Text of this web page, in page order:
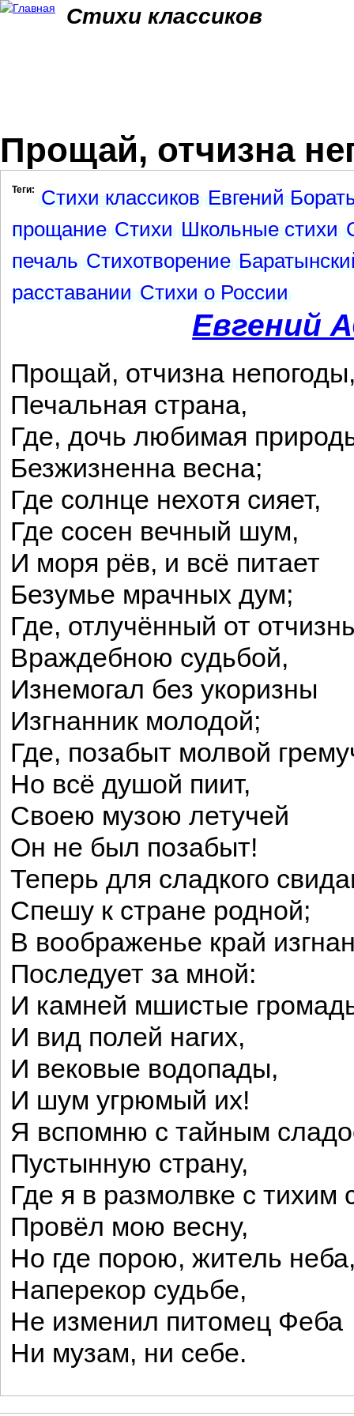
Стихи классиков
Прощай, отчизна
Теги: Стихи классиков Евгений
прощание Стихи Школьные стихи
печаль Стихотворение
расставании Стихи о России
Евгений
Прощай, отчизна
Печальная страна,
Где, дочь любимая
Безжизненна весна;
Где солнце нехотя сияет,
Где сосен вечный шум,
И моря рёв, и всё питает
Безумье мрачных дум;
Где, отлучённый от
Враждебною судьбой,
Изнемогал без укоризны
Изгнанник молодой;
Где, позабыт молвой
Но всё душой пиит,
Своею музою летучей
Он не был позабыт!
Теперь для сладкого
Спешу к стране родной;
В воображенье край
Последует за мной:
И камней мшистые
И вид полей нагих,
И вековые водопады,
И шум угрюмый их!
Я вспомню с тайным
Пустынную страну,
Где я в размолвке с тихим
Провёл мою весну,
Но где порою, житель
Наперекор судьбе,
Не изменил питомец Феба
Ни музам, ни себе.